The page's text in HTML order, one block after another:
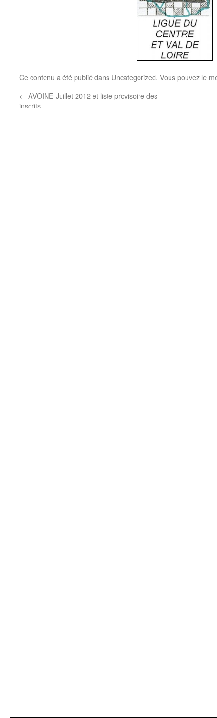
Ce contenu a été publié dans Uncategorized. Vous pouvez le
← AVOINE Juillet 2012 et liste provisoire des
inscrits